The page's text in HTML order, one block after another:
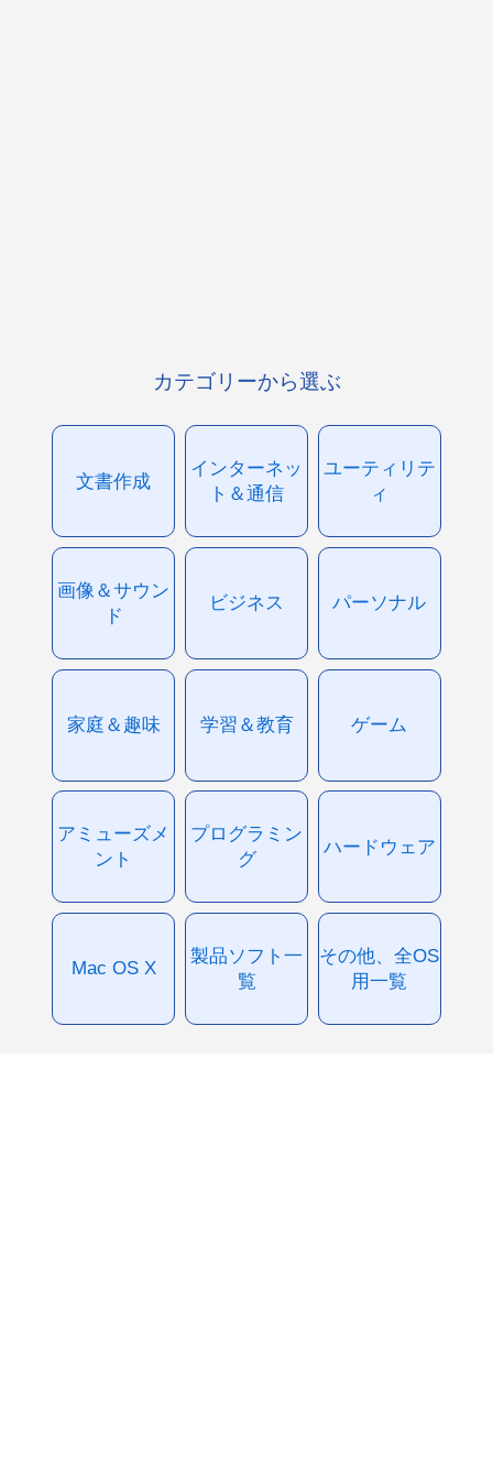
カテゴリーから選ぶ
文書作成
インターネッ
ト＆通信
ユーティリテ
ィ
画像＆サウン
ド
ビジネス パーソナル
家庭＆趣味 学習＆教育 ゲーム
アミューズメ
ント
プログラミン
グ
ハードウェア
Mac OS X
製品ソフト一
覧
その他、全OS
用一覧